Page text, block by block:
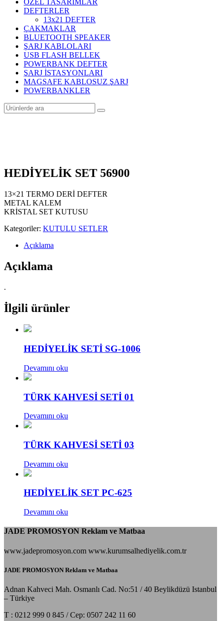
ÖZEL TASARIMLAR
DEFTERLER
13x21 DEFTER
ÇAKMAKLAR
BLUETOOTH SPEAKER
ŞARJ KABLOLARI
USB FLASH BELLEK
POWERBANK DEFTER
ŞARJ İSTASYONLARI
MAGSAFE KABLOSUZ ŞARJ
POWERBANKLER
HEDİYELİK SET 56900
13×21 TERMO DERİ DEFTER
METAL KALEM
KRİSTAL SET KUTUSU
Kategoriler: KUTULU SETLER
Açıklama
Açıklama
.
İlgili ürünler
HEDİYELİK SETİ SG-1006
Devamını oku
TÜRK KAHVESİ SETİ 01
Devamını oku
TÜRK KAHVESİ SETİ 03
Devamını oku
HEDİYELİK SET PC-625
Devamını oku
JADE PROMOSYON Reklam ve Matbaa
www.jadepromosyon.com www.kurumsalhediyelik.com.tr
JADE PROMOSYON Reklam ve Matbaa
Adnan Kahveci Mah. Osmanlı Cad. No:51 / 40 Beylikdüzü Istanbul
– Türkiye
T : 0212 999 0 845 / Cep: 0507 242 11 60